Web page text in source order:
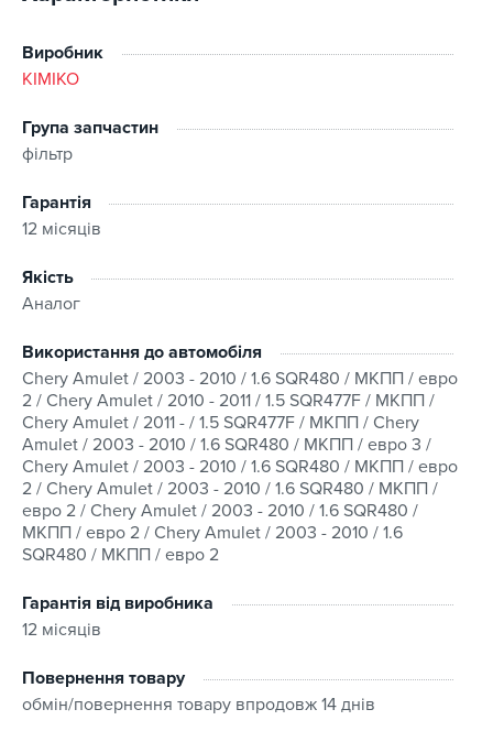
оптимальне співвідношення ціни та якості;
наявність на складі.
Замовляючи в інтернет-магазині Kitaec.ua, ви
отримуєте широкий каталог товарів та зручний сервіс
на кожному етапі оформлення та отримання
замовлення.
Сумісність
Якщо ви маєте сумніви стосовно сумісності -
Ми підберемо виріб, врахувавши марку, модель та
комплектацію транспортного засобу або перевіримо
сумісність за VIN-кодом.
Умови покупки
Наш магазин пропонує швидку доставку замовлень в
будь-який регіон України з можливістю обрати зручний
спосіб отримання. Оплата можлива кількома
Готівкою при отриманні;
Кредитними картками VISA, MasterCard.
Виробник
KIMIKO
Група запчастин
фільтр
Гарантія
12 місяців
Якість
Аналог
Використання до автомобіля
Chery Amulet / 2003 - 2010 / 1.6 SQR480 / МКПП / евро
2 / Chery Amulet / 2010 - 2011 / 1.5 SQR477F / МКПП /
Chery Amulet / 2011 - / 1.5 SQR477F / МКПП / Chery
Amulet / 2003 - 2010 / 1.6 SQR480 / МКПП / евро 3 /
Chery Amulet / 2003 - 2010 / 1.6 SQR480 / МКПП / евро
2 / Chery Amulet / 2003 - 2010 / 1.6 SQR480 / МКПП /
евро 2 / Chery Amulet / 2003 - 2010 / 1.6 SQR480 /
МКПП / евро 2 / Chery Amulet / 2003 - 2010 / 1.6
SQR480 / МКПП / евро 2
Гарантія від виробника
12 місяців
Повернення товару
обмін/повернення товару впродовж 14 днів